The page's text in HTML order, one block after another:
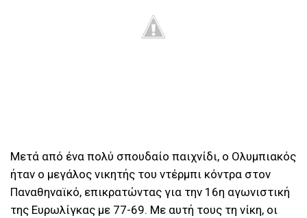
Μετά από ένα πολύ σπουδαίο παιχνίδι, ο Ολυμπιακός
ήταν ο μεγάλος νικητής του ντέρμπι κόντρα στον
Παναθηναϊκό, επικρατώντας για την 16η αγωνιστική
της Ευρωλίγκας με 77-69. Με αυτή τους τη νίκη, οι